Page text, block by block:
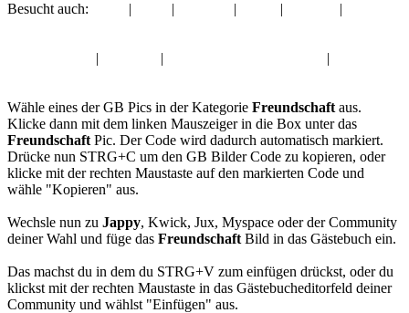
Besucht auch: | | | | |
| | |
Wähle eines der GB Pics in der Kategorie Freundschaft aus.
Klicke dann mit dem linken Mauszeiger in die Box unter das
Freundschaft Pic. Der Code wird dadurch automatisch markiert.
Drücke nun STRG+C um den GB Bilder Code zu kopieren, oder
klicke mit der rechten Maustaste auf den markierten Code und
wähle "Kopieren" aus.
Wechsle nun zu Jappy, Kwick, Jux, Myspace oder der Community
deiner Wahl und füge das Freundschaft Bild in das Gästebuch ein.
Das machst du in dem du STRG+V zum einfügen drückst, oder du
klickst mit der rechten Maustaste in das Gästebucheditorfeld deiner
Community und wählst "Einfügen" aus.